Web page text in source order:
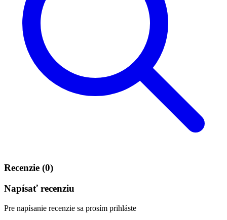
Recenzie (0)
Napísať recenziu
Pre napísanie recenzie sa prosím prihláste